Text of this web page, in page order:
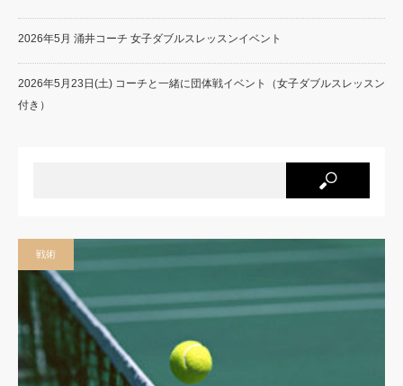
2026年5月 涌井コーチ 女子ダブルスレッスンイベント
2026年5月23日(土) コーチと一緒に団体戦イベント（女子ダブルスレッスン
付き）
戦術